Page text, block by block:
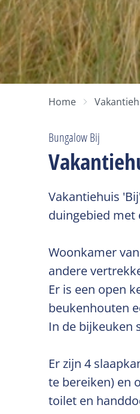
Home
Bungalow Bij
Vakantiehuis
duingebied met
Woonkamer
andere
Er is een open
beukenhouten
In de bijkeuken
Er zijn 4
te bereiken) en
toilet en